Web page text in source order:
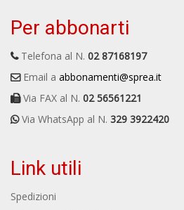
Per abbonarti
Telefona al N. 02 87168197
Email a abbonamenti@sprea.it
Via FAX al N. 02 56561221
Via WhatsApp al N. 329 3922420
Link utili
Spedizioni